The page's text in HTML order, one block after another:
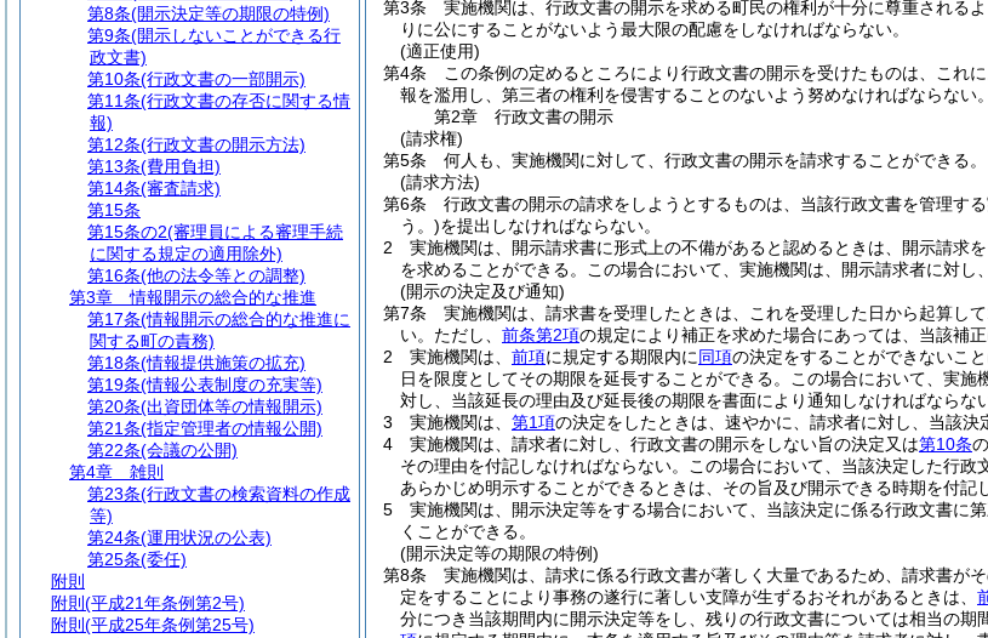
第3条
実施機関は、行政文書の開示を求める町民の権利が十分に尊重される
りに公にすることがないよう最大限の配慮をしなければならない。
(適正使用)
第4条
この条例の定めるところにより行政文書の開示を受けたものは、これ
報を濫用し、第三者の権利を侵害することのないよう努めなければならない。
第2章
行政文書の開示
(請求権)
第5条
何人も、実施機関に対して、行政文書の開示を請求することができる。
(請求方法)
第6条
行政文書の開示の請求をしようとするものは、当該行政文書を管理す
う。)を提出しなければならない。
2
実施機関は、開示請求書に形式上の不備があると認めるときは、開示請求
を求めることができる。
この場合において、実施機関は、開示請求者に対し
(開示の決定及び通知)
第7条
実施機関は、請求書を受理したときは、これを受理した日から起算し
い。 ただし、 前条第2項の規定により補正を求めた場合にあっては、当該補
2
実施機関は、 前項に規定する期限内に同項の決定をすることができないこ
日を限度としてその期限を延長することができる。
この場合において、実施
対し、当該延長の理由及び延長後の期限を書面により通知しなければならない
3
実施機関は、 第1項の決定をしたときは、速やかに、請求者に対し、当該決
4
実施機関は、請求者に対し、行政文書の開示をしない旨の決定又は第10条
その理由を付記しなければならない。
この場合において、当該決定した行政
あらかじめ明示することができるときは、その旨及び開示できる時期を付記
5
実施機関は、開示決定等をする場合において、当該決定に係る行政文書に
くことができる。
(開示決定等の期限の特例)
第8条
実施機関は、請求に係る行政文書が著しく大量であるため、請求書が
定をすることにより事務の遂行に著しい支障が生ずるおそれがあるときは、
分につき当該期間内に開示決定等をし、残りの行政文書については相当の期
第8条(開示決定等の期限の特例)
第9条(開示しないことができる行
政文書)
第10条(行政文書の一部開示)
第11条(行政文書の存否に関する情
報)
第12条(行政文書の開示方法)
第13条(費用負担)
第14条(審査請求)
第15条
第15条の2(審理員による審理手続
に関する規定の適用除外)
第16条(他の法令等との調整)
第3章
情報開示の総合的な推進
第17条(情報開示の総合的な推進に
関する町の責務)
第18条(情報提供施策の拡充)
第19条(情報公表制度の充実等)
第20条(出資団体等の情報開示)
第21条(指定管理者の情報公開)
第22条(会議の公開)
第4章
雑則
第23条(行政文書の検索資料の作成
等)
第24条(運用状況の公表)
第25条(委任)
附則
附則 (平成21年条例第2号)
附則 (平成25年条例第25号)